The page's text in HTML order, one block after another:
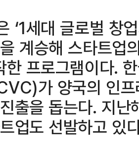
‘1세대 글로벌 창
계승해 스타트업
프로그램이다.
가 양국의 인
출을 돕는다. 지
업도 선발하고 있